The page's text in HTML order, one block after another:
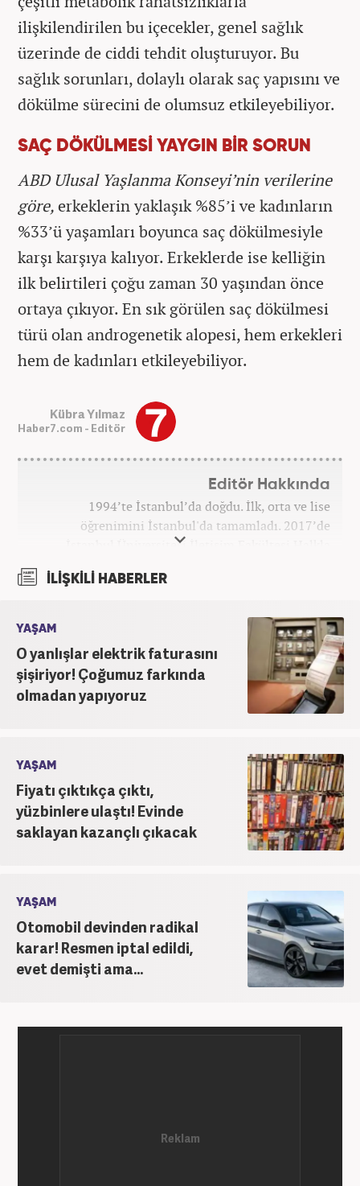
ilişkilendirilen bu içecekler, genel sağlık
üzerinde de ciddi tehdit oluşturuyor. Bu
sağlık sorunları, dolaylı olarak saç yapısını ve
dökülme sürecini de olumsuz etkileyebiliyor.
SAÇ DÖKÜLMESİ YAYGIN BİR SORUN
ABD Ulusal Yaşlanma Konseyi’nin verilerine
göre,erkeklerin yaklaşık %85’i ve kadınların
%33’ü yaşamları boyunca saç dökülmesiyle
karşı karşıya kalıyor. Erkeklerde ise kelliğin
ilk belirtileri çoğu zaman 30 yaşından önce
ortaya çıkıyor. En sık görülen saç dökülmesi
türü olan androgenetik alopesi, hem erkekleri
hem de kadınları etkileyebiliyor.
Kübra Yılmaz
Haber7.com - Editör
Editör Hakkında
1994’te İstanbul’da doğdu. İlk, orta ve lise
öğrenimini İstanbul'da tamamladı. 2017’de
İstanbul Üniversitesi İletişim Fakültesi Halkla
2017’den beri Kanal7 Medya Grubu’na bağlı
etmektedir.
İLİŞKİLİ HABERLER
YAŞAM
O yanlışlar elektrik faturasını
şişiriyor! Çoğumuz farkında
olmadan yapıyoruz
YAŞAM
Fiyatı çıktıkça çıktı,
yüzbinlere ulaştı! Evinde
saklayan kazançlı çıkacak
YAŞAM
Otomobil devinden radikal
karar! Resmen iptal edildi,
evet demişti ama...